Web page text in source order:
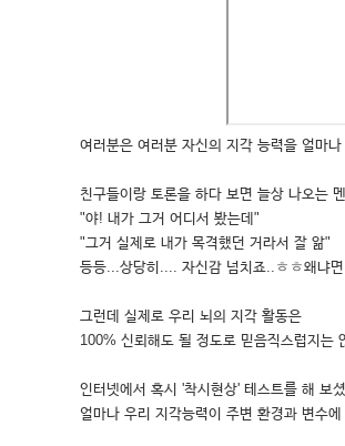
여러분은 여러분 자신의 지각 능력을 얼마
친구들이랑 토론을 하다 보면 늘상 나오는
"야! 내가 그거 어디서 봤는데"
"그거 실제로 내가 목격했던 거라서 잘 앎"
등등...상당히.... 자신감 넘치죠..ㅎㅎ왜냐
그런데 실제로 우리 뇌의 지각 활동은
100% 신뢰해도 될 정도로 믿음직스럽지는
인터넷에서 혹시 '착시현상' 테스트를 해 보
얼마나 우리 지각능력이 주변 환경과 변수